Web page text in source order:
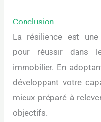
Conclusion
La résilience est une
pour réussir dans
immobilier. En
développant votre
mieux préparé à
objectifs.